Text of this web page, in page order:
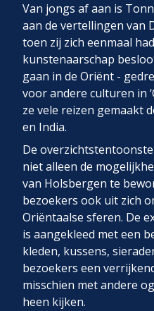
Van jongs af aan is
aan de vertellingen van
toen zij zich eenmaal
kunstenaarschap
gaan in de Oriënt -
voor andere culturen in
ze vele reizen gemaakt
en India.
De
niet alleen de
van Holsbergen te
bezoekers ook uit zich
Oriëntaalse sferen. De
is aangekleed met een
kleden, kussens,
bezoekers een
misschien met andere
heen kijken.